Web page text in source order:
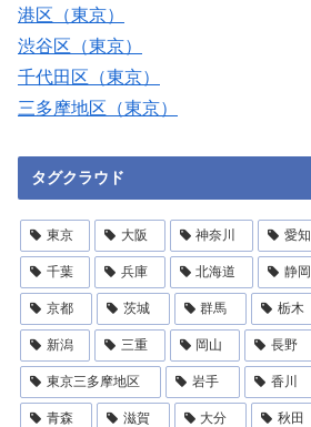
港区（東京）
渋谷区（東京）
千代田区（東京）
三多摩地区（東京）
タグクラウド
東京 大阪 神奈川 愛知
千葉 兵庫 北海道 静岡
京都 茨城 群馬 栃木
新潟 三重 岡山 長野
東京三多摩地区 岩手 香川
青森 滋賀 大分 秋田